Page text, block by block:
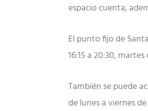
espacio cuenta,
El punto fijo de
16:15 a 20:30,
También se puede
de lunes a viernes